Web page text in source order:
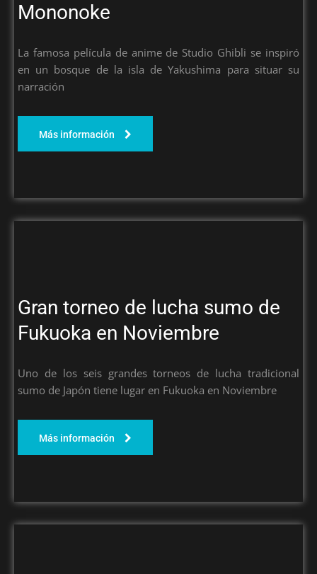
Mononoke
La famosa película de anime de Studio Ghibli se inspiró
en un bosque de la isla de Yakushima para situar su
narración
Más información
Gran torneo de lucha sumo de
Fukuoka en Noviembre
Uno de los seis grandes torneos de lucha tradicional
sumo de Japón tiene lugar en Fukuoka en Noviembre
Más información